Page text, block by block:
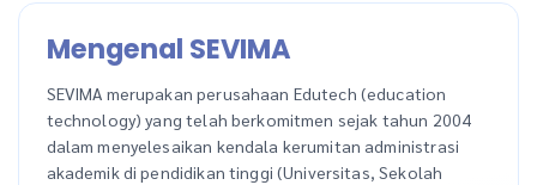
Mengenal SEVIMA
SEVIMA merupakan perusahaan Edutech (education
technology) yang telah berkomitmen sejak tahun 2004
dalam menyelesaikan kendala kerumitan administrasi
akademik di pendidikan tinggi (Universitas, Sekolah